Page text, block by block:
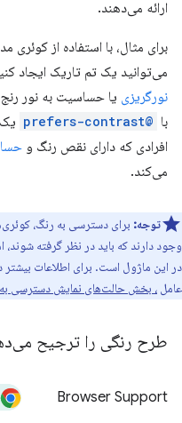
ارائه می‌دهند.
برای مثال، با استفاده از کوئری
می‌توانید یک تم تاریک ایجاد
نورگریزی یا حساسیت به نور
با @prefers-contrast
یک
افرادی که دارای نقص رنگ و
می‌کند.
توجه: برای دسترسی به رنگ،
وجود دارند که باید در نظر گرفته شوند،
در این ماژول است. برای اطلاعات
عامل ، بخش حالت‌های نمایش دسترسی
طرح رنگی را ترجیح
Browser Support